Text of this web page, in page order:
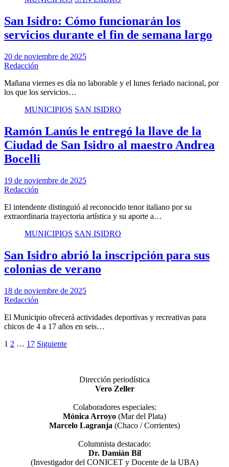
San Isidro: Cómo funcionarán los
servicios durante el fin de semana largo
20 de noviembre de 2025
Redacción
Mañana viernes es día no laborable y el lunes feriado nacional, por
los que los servicios…
MUNICIPIOS SAN ISIDRO
Ramón Lanús le entregó la llave de la
Ciudad de San Isidro al maestro Andrea
Bocelli
19 de noviembre de 2025
Redacción
El intendente distinguió al reconocido tenor italiano por su
extraordinaria trayectoria artística y su aporte a…
MUNICIPIOS SAN ISIDRO
San Isidro abrió la inscripción para sus
colonias de verano
18 de noviembre de 2025
Redacción
El Municipio ofrecerá actividades deportivas y recreativas para
chicos de 4 a 17 años en seis…
Paginación
1 2 … 17 Siguiente
Dirección periodística
Vero Zeller
Colaboradores especiales:
Mónica Arroyo (Mar del Plata)
Marcelo Lagranja (Chaco / Corrientes)
Columnista destacado:
Dr. Damián Bil
(Investigador del CONICET y Docente de la UBA)